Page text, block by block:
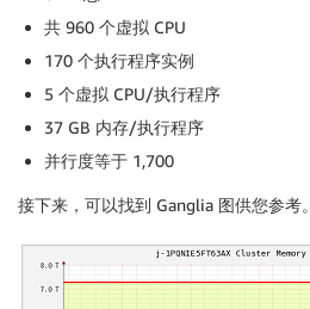
共 960 个虚拟 CPU
170 个执行程序实例
5 个虚拟 CPU/执行程序
37 GB 内存/执行程序
并行度等于 1,700
接下来，可以找到 Ganglia 图供您参考。